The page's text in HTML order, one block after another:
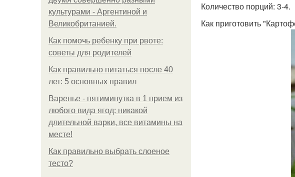
культурами - Аргентиной и
Великобританией.
Как помочь ребенку при рвоте:
советы для родителей
Как правильно питаться после 40
лет: 5 основных правил
Варенье - пятиминутка в 1 прием из
любого вида ягод: никакой
длительной варки, все витамины на
месте!
Как правильно выбрать слоеное
тесто?
Количество порций: 3-4.
Как приготовить